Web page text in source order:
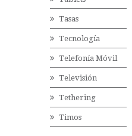
Tasas
Tecnología
Telefonía Móvil
Televisión
Tethering
Timos